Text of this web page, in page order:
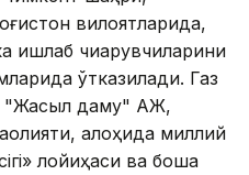
вилоятларида,
ишлаб чиқарувчиларини
ўтказилади. Газ
"Жасыл даму" АЖ,
алоҳида миллий
лойиҳаси ва бошқа